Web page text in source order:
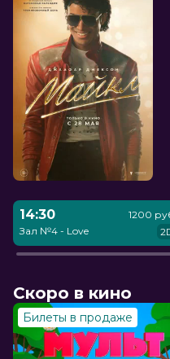
14:30
Зал №4 - Love
1200
Скоро в кино
Билеты в продаже